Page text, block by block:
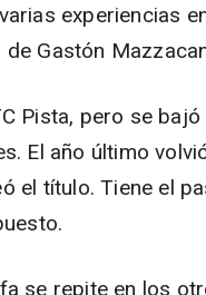
experiencias
Gastón
Pista, pero se
El año último
el título. Tiene el
se repite en los